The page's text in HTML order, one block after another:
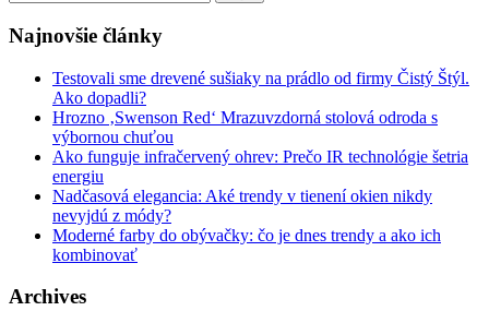
Najnovšie články
Testovali sme drevené sušiaky na prádlo od firmy Čistý Štýl.
Ako dopadli?
Hrozno ‚Swenson Red‘ Mrazuvzdorná stolová odroda s
výbornou chuťou
Ako funguje infračervený ohrev: Prečo IR technológie šetria
energiu
Nadčasová elegancia: Aké trendy v tienení okien nikdy
nevyjdú z módy?
Moderné farby do obývačky: čo je dnes trendy a ako ich
kombinovať
Archives